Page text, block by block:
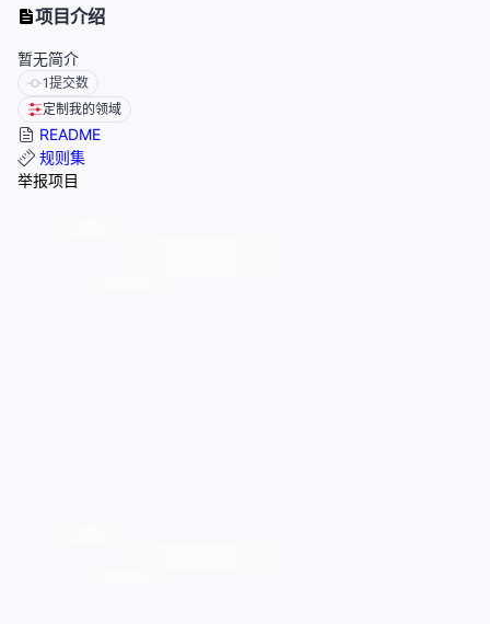
项目介绍
暂无简介
1提交数
定制我的领域
README
规则集
举报项目